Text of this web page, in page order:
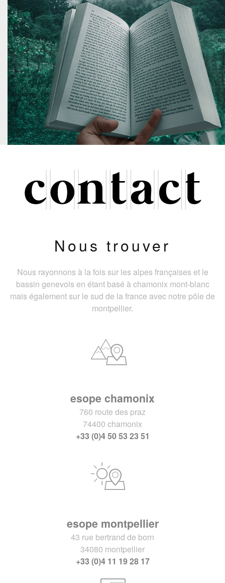
Nous trouver
Nous rayonnons à la fois sur les alpes françaises et le
bassin genevois en étant basé à chamonix mont-blanc
mais également sur le sud de la france avec notre pôle de
montpellier.
esope chamonix
760 route des praz
74400 chamonix
+33 (0)4 50 53 23 51
esope montpellier
43 rue bertrand de born
34080 montpellier
+33 (0)4 11 19 28 17